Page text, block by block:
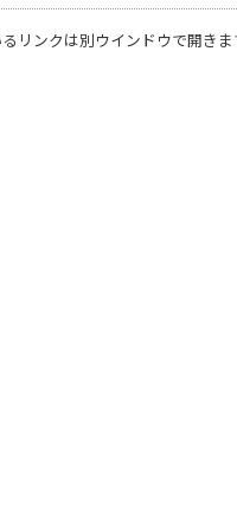
リンクは別ウインドウで開きま